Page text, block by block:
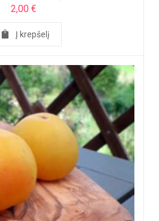
2,00 €
Į krepšelį